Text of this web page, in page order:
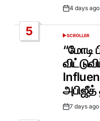
Post4 days ago
5
POSTED
IN
SCROLLER
“மோடி
அபிஜீத்
Post7 days ago